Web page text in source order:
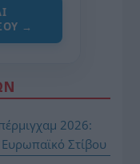
→
2026:
Ευρωπαϊκό Στίβου